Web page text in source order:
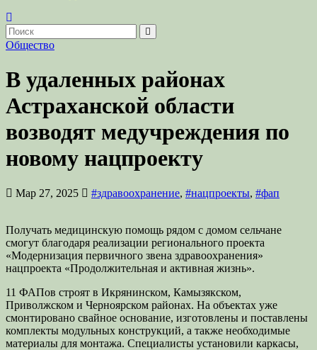
Общество
В удаленных районах
Астраханской области
возводят медучреждения по
новому нацпроекту
Мар 27, 2025 #здравоохранение, #нацпроекты, #фап
Получать медицинскую помощь рядом с домом сельчане
смогут благодаря реализации регионального проекта
«Модернизация первичного звена здравоохранения»
нацпроекта «Продолжительная и активная жизнь».
11 ФАПов строят в Икрянинском, Камызякском,
Приволжском и Черноярском районах. На объектах уже
смонтировано свайное основание, изготовлены и поставлены
комплекты модульных конструкций, а также необходимые
материалы для монтажа. Специалисты установили каркасы,